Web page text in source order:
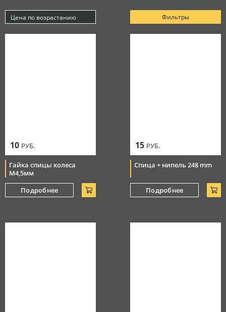
Защитная амуниция
Джерси
Тормозная система
Моторные масла
Смазки
Цена по возрастанию
Новинки
Популярные
Фильтры
10 РУБ.
Гайка спицы колеса
М4,5мм
Подробнее
15 РУБ.
Спица + нипель 248 mm
Подробнее